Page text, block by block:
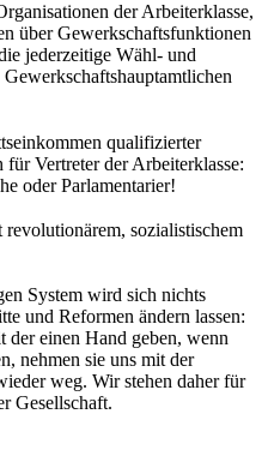
der Arbeiterklasse,
über Gewerkschaftsfunktionen
jederzeitige Wähl- und
qualifizierter
Vertreter der Arbeiterklasse:
oder Parlamentarier!
sozialistischem
System wird sich nichts
und Reformen ändern lassen:
einen Hand geben, wenn
nehmen sie uns mit der
weg. Wir stehen daher für
Gesellschaft.